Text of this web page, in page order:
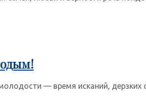
— время исканий,